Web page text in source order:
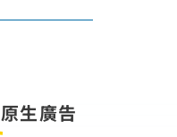
原生廣告